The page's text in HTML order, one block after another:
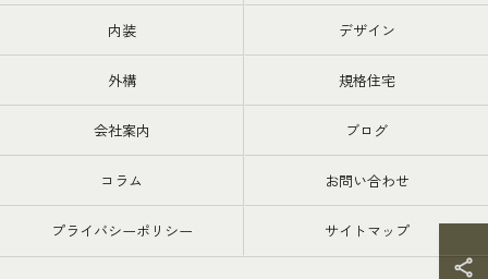
内装 デザイン
外構 規格住宅
会社案内 ブログ
コラム お問い合わせ
プライバシーポリシー サイトマップ